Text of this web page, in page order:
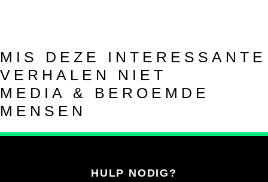
MIS DEZE INTERESSANTE
VERHALEN NIET
MEDIA & BEROEMDE
MENSEN
HULP NODIG?